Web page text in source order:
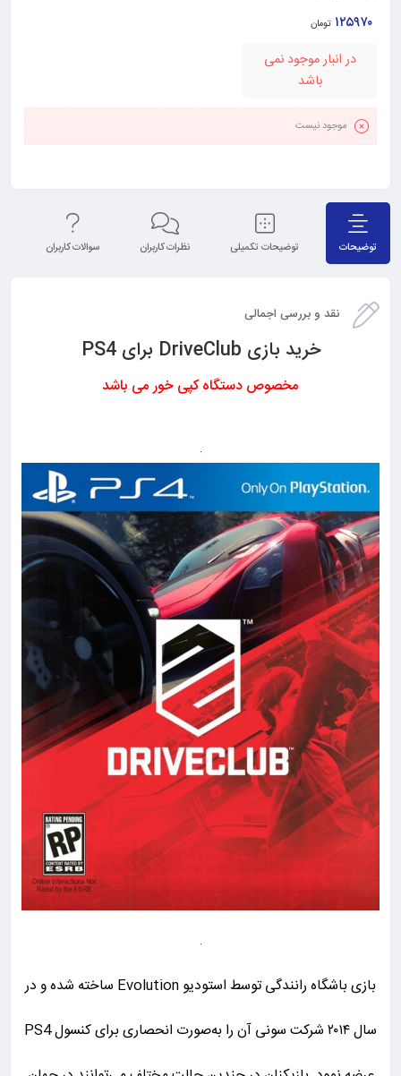
۱۲۵۹۷۰ تومان
در انبار موجود نمی
باشد
موجود نیست
توضیحات توضیحات تکمیلی نظرات کاربران سوالات کاربران
نقد و بررسی اجمالی
خرید بازی DriveClub برای PS4
مخصوص دستگاه کپی خور می باشد
بازی باشگاه رانندگی توسط استودیو Evolution ساخته شده و در
سال ۲۰۱۴ شرکت سونی آن را به‌صورت انحصاری برای کنسول PS4